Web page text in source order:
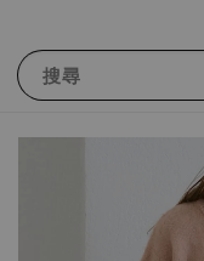
搜尋